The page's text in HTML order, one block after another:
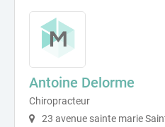
Antoine Delorme
Chiropracteur
23 avenue sainte marie